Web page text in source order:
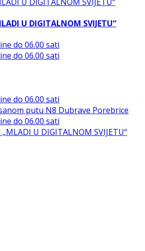
U DIGITALNOM SVIJETU“
do 06.00 sati
do 06.00 sati
do 06.00 sati
putu N8 Dubrave Porebrice
do 06.00 sati
„MLADI U DIGITALNOM SVIJETU“